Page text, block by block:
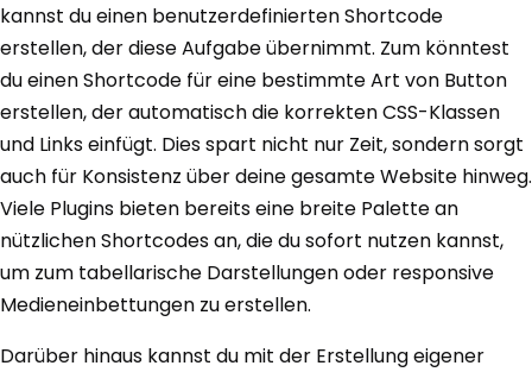
kannst du einen benutzerdefinierten Shortcode
erstellen, der diese Aufgabe übernimmt. Zum könntest
du einen Shortcode für eine bestimmte Art von Button
erstellen, der automatisch die korrekten CSS-Klassen
und Links einfügt. Dies spart nicht nur Zeit, sondern sorgt
auch für Konsistenz über deine gesamte Website hinweg.
Viele Plugins bieten bereits eine breite Palette an
nützlichen Shortcodes an, die du sofort nutzen kannst,
um zum tabellarische Darstellungen oder responsive
Medieneinbettungen zu erstellen.
Darüber hinaus kannst du mit der Erstellung eigener